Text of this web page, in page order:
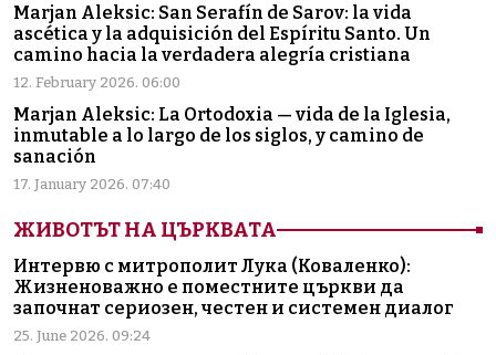
Marjan Aleksic: San Serafín de Sarov: la vida
ascética y la adquisición del Espíritu Santo. Un
camino hacia la verdadera alegría cristiana
12. February 2026. 06:00
Marjan Aleksic: La Ortodoxia — vida de la Iglesia,
inmutable a lo largo de los siglos, y camino de
sanación
17. January 2026. 07:40
ЖИВОТЪТ НА ЦЪРКВАТА
Интервю с митрополит Лука (Коваленко):
Жизненоважно е поместните църкви да
започнат сериозен, честен и системен диалог
25. June 2026. 09:24